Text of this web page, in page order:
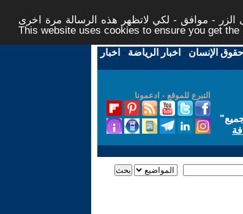
- موافق - لكي لاتظهر هذه الرسالة مرة اخرى -
This website uses cookies to ensure you get
حقوق الإنسان - اخبار الرياضة - اخبار
التبرع للموقع - ادعمونا
"